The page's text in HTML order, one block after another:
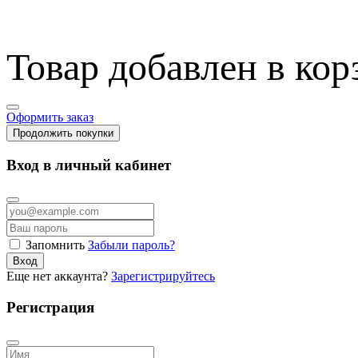
Товар добавлен в
Оформить заказ
Продолжить покупки
Вход в личный кабинет
Запомнить Забыли пароль?
Вход
Еще нет аккаунта? Зарегистрируйтесь
Регистрация